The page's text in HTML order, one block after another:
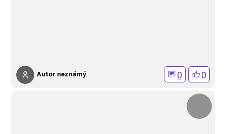
Autor neznámý 0 0